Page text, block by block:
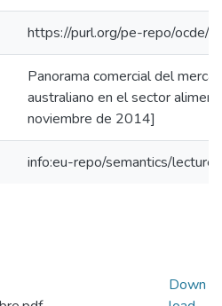
https://purl.org/pe-repo/ocde/
Panorama comercial del
australiano en el sector
noviembre de 2014]
info:eu-repo/semantics/lecture
Down